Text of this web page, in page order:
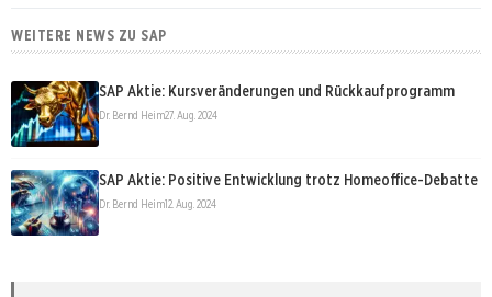
WEITERE NEWS ZU SAP
SAP Aktie: Kursveränderungen und Rückkaufprogramm
Dr. Bernd Heim27. Aug. 2024
SAP Aktie: Positive Entwicklung trotz Homeoffice-Debatte
Dr. Bernd Heim12. Aug. 2024